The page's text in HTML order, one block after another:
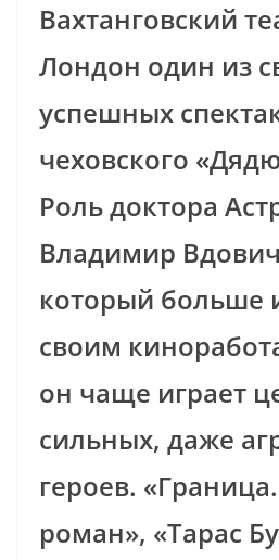
Вахтанговский
Лондон один из
успешных
чеховского
Роль доктора
Владимир
который больше
своим
он чаще играет
сильных, даже
героев.
роман», «Тарас